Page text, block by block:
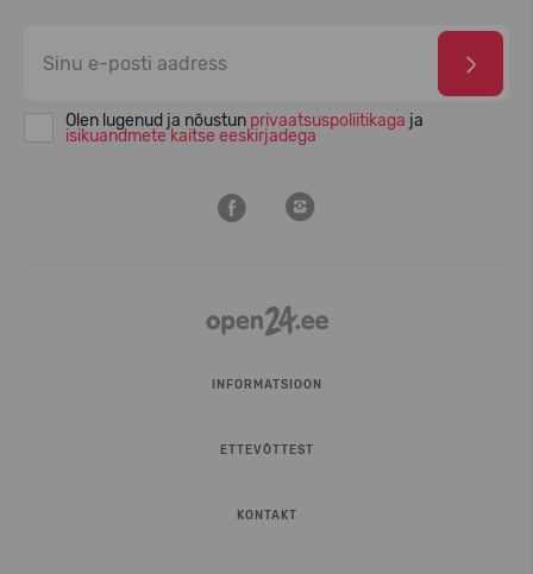
Olen lugenud ja nõustun privaatsuspoliitikaga ja
isikuandmete kaitse eeskirjadega
INFORMATSIOON
ETTEVÕTTEST
KONTAKT